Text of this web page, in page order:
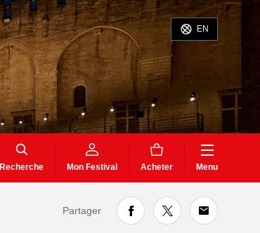
EN
Recherche Mon Festival Acheter Menu
Partager